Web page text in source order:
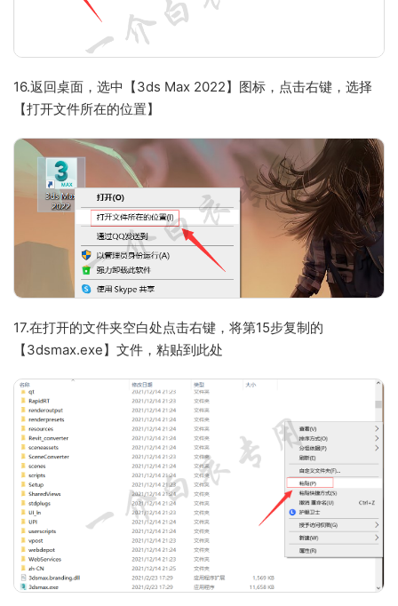
16.返回桌面，选中【3ds Max 2022】图标，点击右键，选择
【打开文件所在的位置】
17.在打开的文件夹空白处点击右键，将第15步复制的
【3dsmax.exe】文件，粘贴到此处